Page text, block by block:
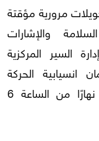
مرورية مؤقتة
والإشارات
السير المركزية
انسيابية الحركة
المرورية. الأعمال ستنفذ نهارًا من الساعة 6